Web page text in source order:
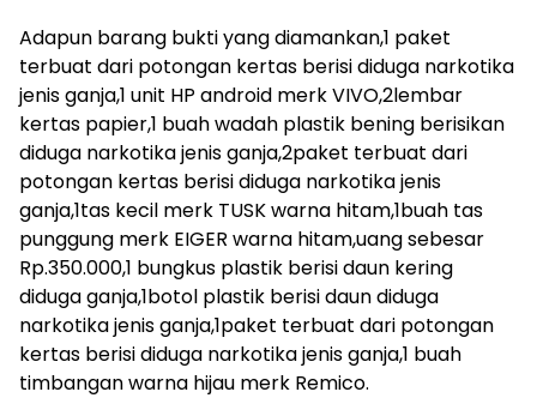
Adapun barang bukti yang diamankan,1 paket
terbuat dari potongan kertas berisi diduga narkotika
jenis ganja,1 unit HP android merk VIVO,2lembar
kertas papier,1 buah wadah plastik bening berisikan
diduga narkotika jenis ganja,2paket terbuat dari
potongan kertas berisi diduga narkotika jenis
ganja,1tas kecil merk TUSK warna hitam,1buah tas
punggung merk EIGER warna hitam,uang sebesar
Rp.350.000,1 bungkus plastik berisi daun kering
diduga ganja,1botol plastik berisi daun diduga
narkotika jenis ganja,1paket terbuat dari potongan
kertas berisi diduga narkotika jenis ganja,1 buah
timbangan warna hijau merk Remico.